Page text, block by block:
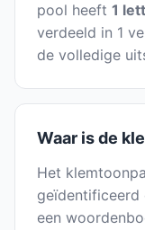
pool heeft 1
verdeeld in 1
de volledige
Waar is de
Het
een